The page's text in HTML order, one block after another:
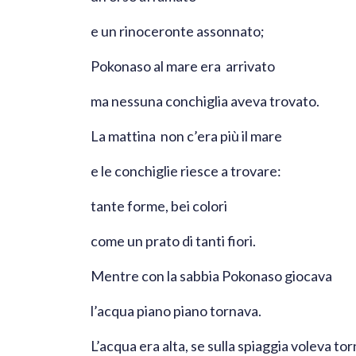
e un rinoceronte assonnato;
Pokonaso al mare era arrivato
ma nessuna conchiglia aveva trovato.
La mattina non c’era più il mare
e le conchiglie riesce a trovare:
tante forme, bei colori
come un prato di tanti fiori.
Mentre con la sabbia Pokonaso giocava
l’acqua piano piano tornava.
L’acqua era alta, se sulla spiaggia voleva